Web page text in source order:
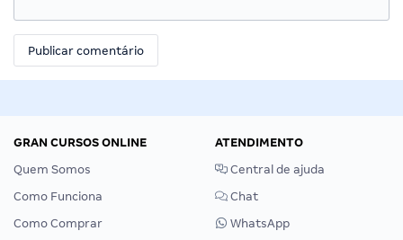
GRAN CURSOS ONLINE
Quem Somos
Como Funciona
Como Comprar
ATENDIMENTO
Central de ajuda
Chat
WhatsApp